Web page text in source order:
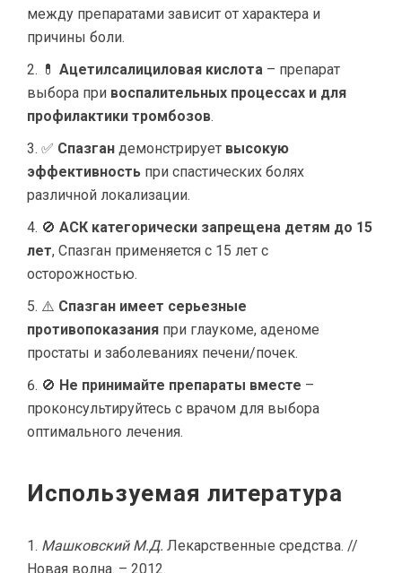
между препаратами зависит от характера и
причины боли.
💊 Ацетилсалициловая кислота – препарат
выбора при воспалительных процессах и для
профилактики тромбозов.
✅ Спазган демонстрирует высокую
эффективность при спастических болях
различной локализации.
🚫 АСК категорически запрещена детям до 15
лет, Спазган применяется с 15 лет с
осторожностью.
⚠️ Спазган имеет серьезные
противопоказания при глаукоме, аденоме
простаты и заболеваниях печени/почек.
🚫 Не принимайте препараты вместе –
проконсультируйтесь с врачом для выбора
оптимального лечения.
Используемая литература
Машковский М.Д. Лекарственные средства. //
Новая волна. – 2012.